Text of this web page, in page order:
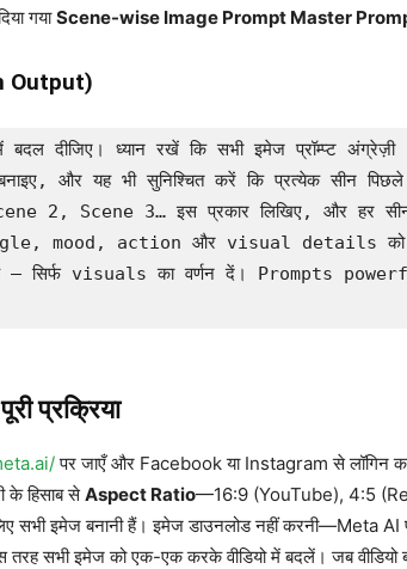
गयाScene-wise Image Prompt Master
Output)
बदल दीजिए। ध्यान रखें कि सभी इमेज प्रॉम्प्ट
और यह भी सुनिश्चित करें कि प्रत्येक सीन
2, Scene 3… इस प्रकार लिखिए, और हर
mood, action और visual details को
है — सिर्फ visuals का वर्णन दें। Prompts
प्रक्रिया
पर जाएँ और Facebook या Instagram से लॉगिन
के हिसाब सेAspect Ratio—16:9 (YouTube), 4:5
इमेज बनानी हैं। इमेज डाउनलोड नहीं करनी—Meta AI
तरह सभी इमेज को एक-एक करके वीडियो में बदलें। जब